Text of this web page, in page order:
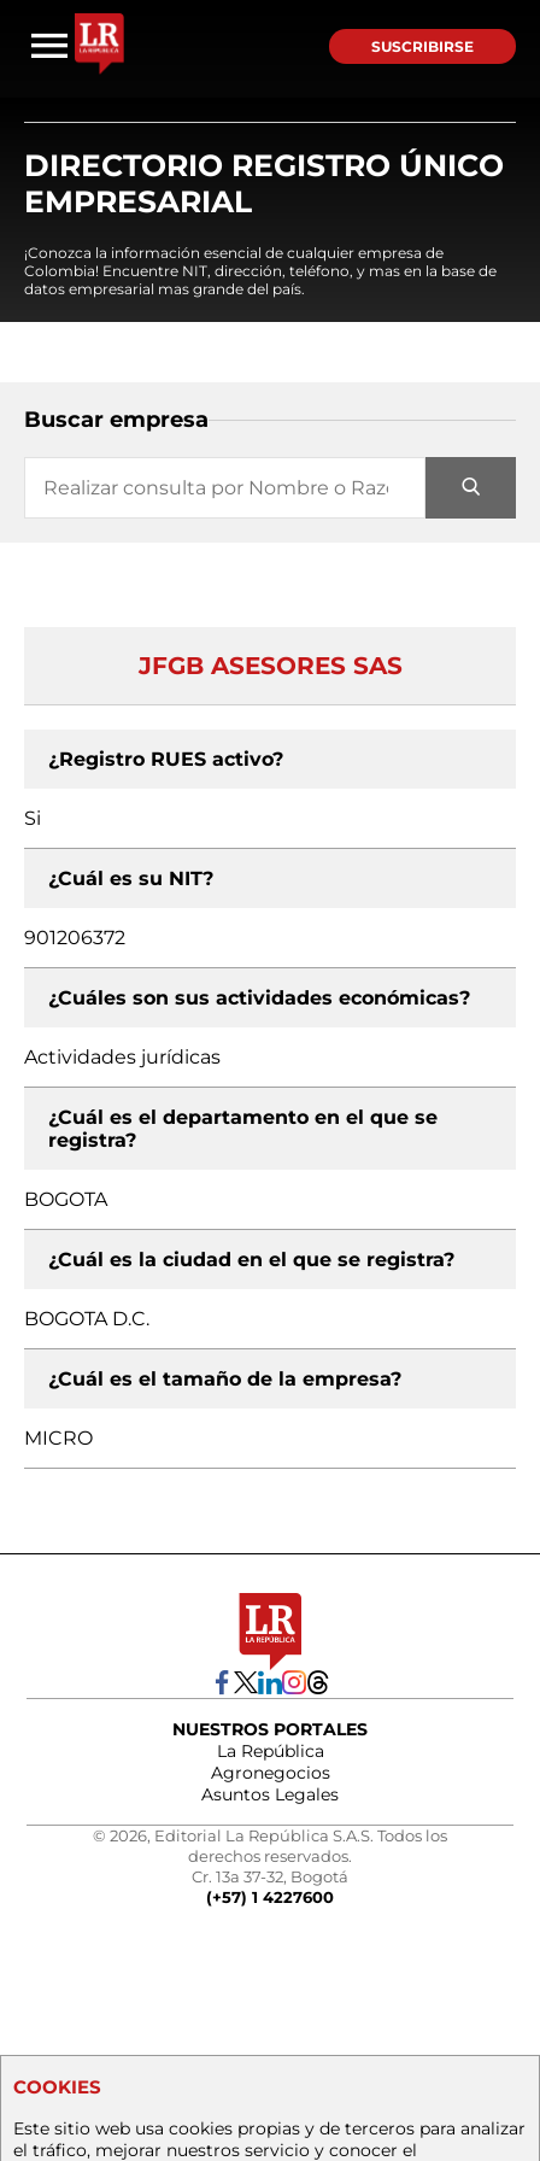
SUSCRIBIRSE
DIRECTORIO REGISTRO ÚNICO
EMPRESARIAL
¡Conozca la información esencial de cualquier empresa de
Colombia! Encuentre NIT, dirección, teléfono, y mas en la base de
datos empresarial mas grande del país.
Buscar empresa
JFGB ASESORES SAS
¿Registro RUES activo?
Si
¿Cuál es su NIT?
901206372
¿Cuáles son sus actividades económicas?
Actividades jurídicas
¿Cuál es el departamento en el que se
registra?
BOGOTA
¿Cuál es la ciudad en el que se registra?
BOGOTA D.C.
¿Cuál es el tamaño de la empresa?
MICRO
NUESTROS PORTALES
La República
Agronegocios
Asuntos Legales
© 2026, Editorial La República S.A.S. Todos los
derechos reservados.
Cr. 13a 37-32, Bogotá
(+57) 1 4227600
COOKIES
Este sitio web usa cookies propias y de terceros para analizar
el tráfico, mejorar nuestros servicio y conocer el